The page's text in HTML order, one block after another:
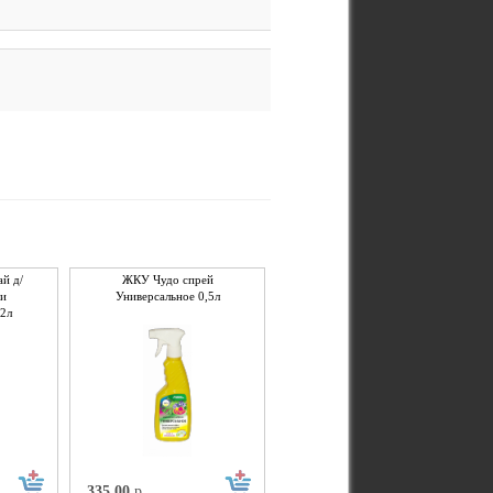
д/
ЖКУ Чудо спрей
Универсальное 0,5л